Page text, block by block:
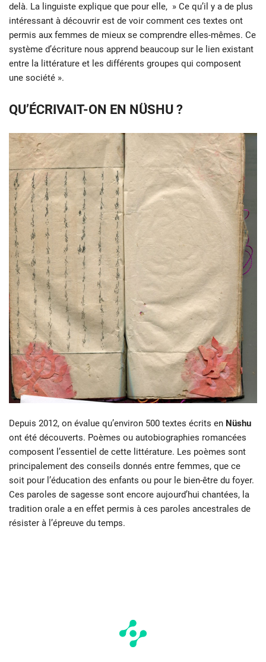
delà. La linguiste explique que pour elle, » Ce qu’il y a de plus
intéressant à découvrir est de voir comment ces textes ont
permis aux femmes de mieux se comprendre elles-mêmes. Ce
système d’écriture nous apprend beaucoup sur le lien existant
entre la littérature et les différents groupes qui composent
une société ».
QU’ÉCRIVAIT-ON EN NÜSHU ?
Depuis 2012, on évalue qu’environ 500 textes écrits en Nüshu
ont été découverts. Poèmes ou autobiographies romancées
composent l’essentiel de cette littérature. Les poèmes sont
principalement des conseils donnés entre femmes, que ce
soit pour l’éducation des enfants ou pour le bien-être du foyer.
Ces paroles de sagesse sont encore aujourd’hui chantées, la
tradition orale a en effet permis à ces paroles ancestrales de
résister à l’épreuve du temps.